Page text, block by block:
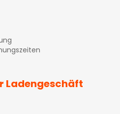
Ladengeschäft